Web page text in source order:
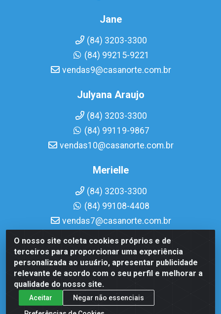
O nosso site coleta cookies próprios e de
terceiros para proporcionar uma experiência
personalizada ao usuário, apresentar publicidade
relevante de acordo com o seu perfil e melhorar a
qualidade do nosso site.
Aceitar
Negar não essenciais
Jane
(84) 3203-3300
(84) 99215-9221
vendas9@casanorte.com.br
Julyana Araujo
(84) 3203-3300
(84) 99119-9867
vendas10@casanorte.com.br
Merielle
(84) 3203-3300
(84) 99108-4408
vendas7@casanorte.com.br
Casa Norte LTDA - Av. Interventor Mário Câmara, 1815 -
Dix-Sept Rosado, Natal/RN - CEP 59054-600 - CNPJ
08.713.513/0001-51